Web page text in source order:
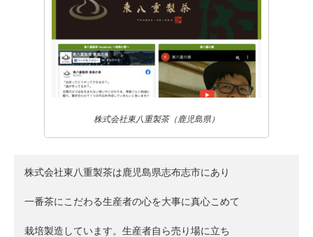
株式会社東八重製茶（鹿児島県）
株式会社東八重製茶は鹿児島県志布志市にあり
一番茶にこだわる生産者の心を大事に真心こめて
栽培製造しています。生産者自ら売り場に立ち